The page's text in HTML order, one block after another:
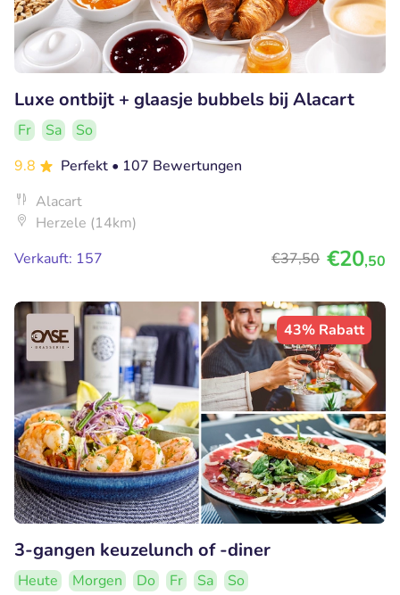
Luxe ontbijt + glaasje bubbels bij Alacart
Fr Sa
So
9.8
Perfekt • 107 Bewertungen
Alacart
Herzele (14km)
Verkauft: 157
€37,50 €20,50
43% Rabatt
3-gangen keuzelunch of -diner
Heute Morgen Do Fr Sa
So